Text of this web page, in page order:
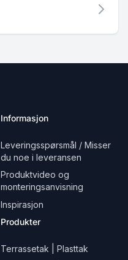
Informasjon
Leveringsspørsmål / Misser
du noe i leveransen
Produktvideo og
monteringsanvisning
Inspirasjon
Produkter
Terrassetak | Plasttak